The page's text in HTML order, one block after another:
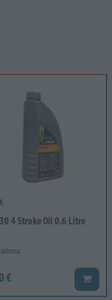
4 Stroke Oil 0.6 Litre
€ Lisää